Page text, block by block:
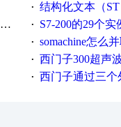
· 结构化文本（ST）写的
· S7-200的29个实
· somachine怎么
· 西门子300超声波
· 西门子通过三个外